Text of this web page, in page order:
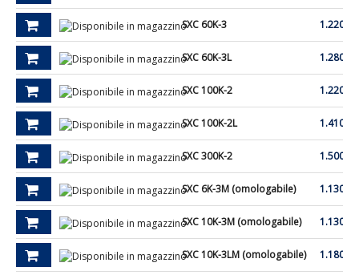
SXC 60K-3
SXC 60K-3L
SXC 100K-2
SXC 100K-2L
SXC 300K-2
SXC 6K-3M (omologabile)
SXC 10K-3M (omologabile)
SXC 10K-3LM (omologabile)